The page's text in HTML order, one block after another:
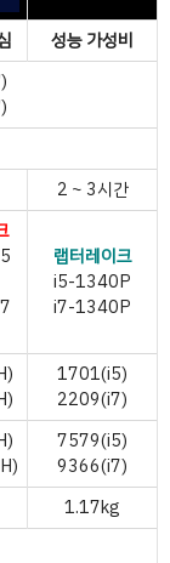
성능 가성비
2 ~ 3시간
랩터레이크
i5-1340P
i7-1340P
1701(i5)
2209(i7)
7579(i5)
9366(i7)
1.17kg